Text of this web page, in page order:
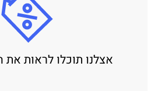
אצלנו תוכלו לראות את